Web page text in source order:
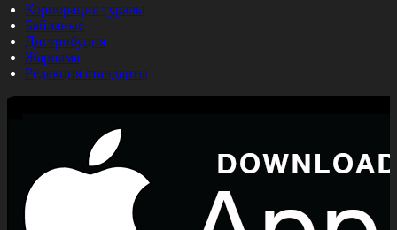
Корпорация туралы
Байланыс
Дистрибуция
Жарнама
Редакция стандарты